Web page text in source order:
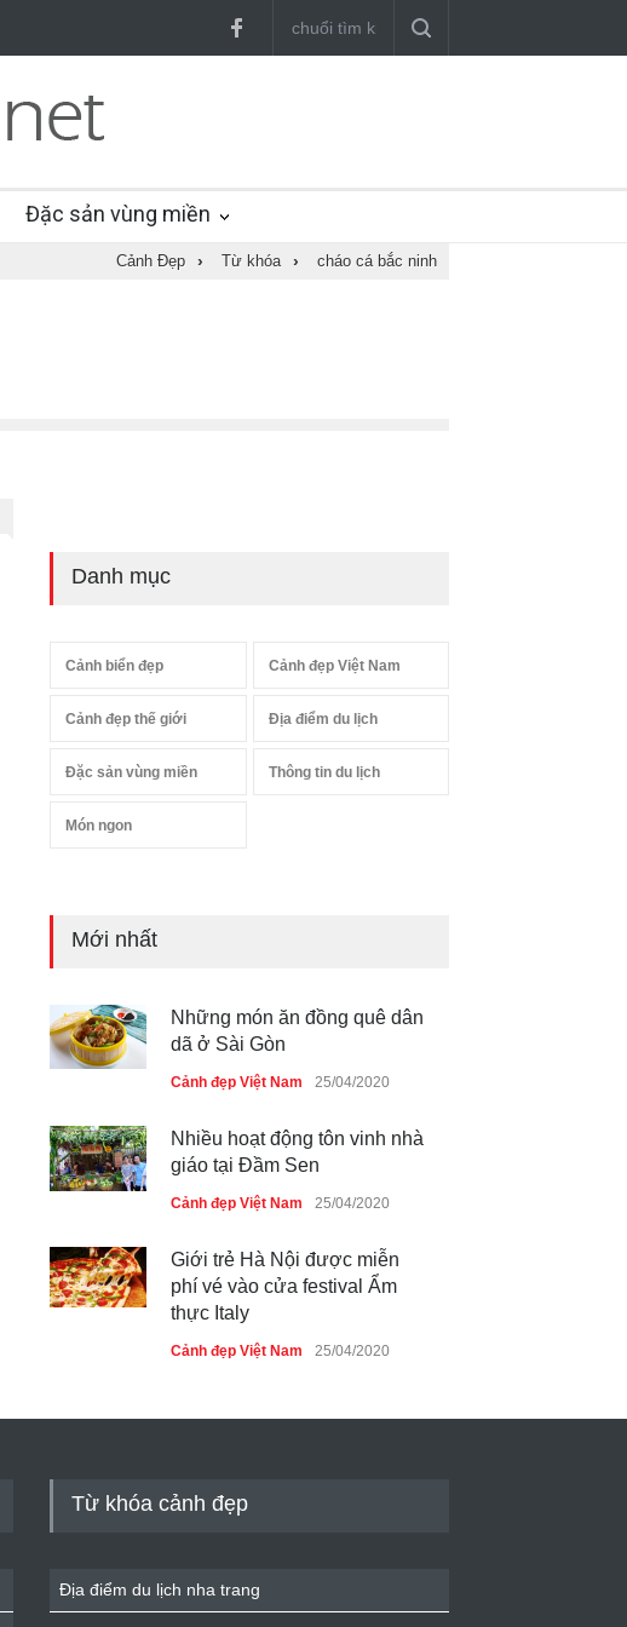
Đặc sản vùng miền
Cảnh Đẹp › Từ khóa › cháo cá bắc ninh
Danh mục
Cảnh biển đẹp Cảnh đẹp Việt Nam
Cảnh đẹp thế giới Địa điểm du lịch
Đặc sản vùng miền Thông tin du lịch
Món ngon
Mới nhất
Những món ăn đồng quê dân
dã ở Sài Gòn
Cảnh đẹp Việt Nam 25/04/2020
Nhiều hoạt động tôn vinh nhà
giáo tại Đầm Sen
Cảnh đẹp Việt Nam 25/04/2020
Giới trẻ Hà Nội được miễn
phí vé vào cửa festival Ẩm
thực Italy
Cảnh đẹp Việt Nam 25/04/2020
Cảnh đẹp Việt Nam
Từ khóa cảnh đẹp
Địa điểm du lịch nha trang